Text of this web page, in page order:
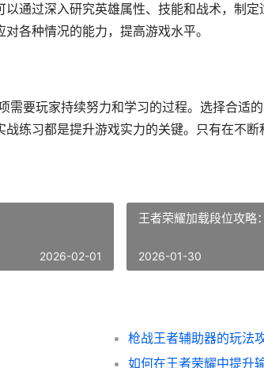
通过深入研究英雄属性、技能和战术，制
各种情况的能力，提高游戏水平。
需要玩家持续努力和学习的过程。选择合适
练习都是提升游戏实力的关键。只有在不
2026-02-01
王者荣耀加载段位攻略
2026-01-30
枪战王者辅助器的玩法
如何在王者荣耀中提升